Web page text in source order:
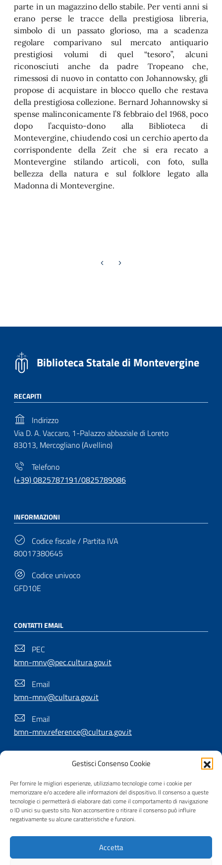
Gestisci Consenso Cookie
Per fornire le migliori esperienze, utilizziamo tecnologie come i cookie per
memorizzare e/o accedere alle informazioni del dispositivo. Il consenso a queste
tecnologie ci permetterà di elaborare dati come il comportamento di navigazione
o ID unici su questo sito. Non acconsentire o ritirare il consenso può influire
negativamente su alcune caratteristiche e funzioni.
Accetta
parte in un magazzino dello stabile. Per venti anni si
erano perse le tracce della prestigiosa libreria,
simbolo di un passato glorioso, ma a scadenza
regolare comparivano sul mercato antiquario
prestigiosi volumi di quel “tesoro”, alcuni
riconosciuti anche da padre Tropeano che,
rimessosi di nuovo in contatto con Johannowsky, gli
propose di acquistare in blocco quello che restava
della prestigiosa collezione. Bernard Johannowsky si
spense malinconicamente l’8 febbraio del 1968, poco
dopo l’acquisto-dono alla Biblioteca di
Montevergine, chiudendo così un cerchio aperto da
corrispondente della Zeit che si era recato a
Montevergine stilando articoli, con foto, sulla
bellezza della natura e sul folklore legato alla
Madonna di Montevergine.
Previous pageNext page
Biblioteca Statale di Montevergine
RECAPITI
Indirizzo
Via D. A. Vaccaro, 1-Palazzo abbaziale di Loreto
83013, Mercogliano (Avellino)
Telefono
(+39) 0825787191/0825789086
INFORMAZIONI
Codice fiscale / Partita IVA
80017380645
Codice univoco
GFD10E
CONTATTI EMAIL
PEC
bmn-mnv@pec.cultura.gov.it
Email
bmn-mnv@cultura.gov.it
Email
bmn-mnv.reference@cultura.gov.it
Useful Links Section
Privacy | Cookie policy | Contatti |
accessibilità | Crediti | Nota di copyright | Realizzato da